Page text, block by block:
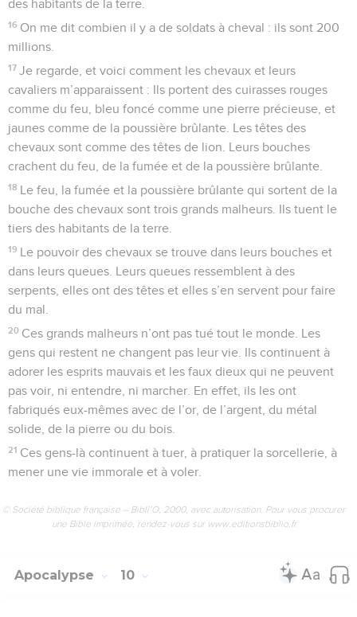
des habitants de la terre.
16 On me dit combien il y a de soldats à cheval : ils sont 200
millions.
17 Je regarde, et voici comment les chevaux et leurs
cavaliers m’apparaissent : Ils portent des cuirasses rouges
comme du feu, bleu foncé comme une pierre précieuse, et
jaunes comme de la poussière brûlante. Les têtes des
chevaux sont comme des têtes de lion. Leurs bouches
crachent du feu, de la fumée et de la poussière brûlante.
18 Le feu, la fumée et la poussière brûlante qui sortent de la
bouche des chevaux sont trois grands malheurs. Ils tuent le
tiers des habitants de la terre.
19 Le pouvoir des chevaux se trouve dans leurs bouches et
dans leurs queues. Leurs queues ressemblent à des
serpents, elles ont des têtes et elles s’en servent pour faire
du mal.
20 Ces grands malheurs n’ont pas tué tout le monde. Les
gens qui restent ne changent pas leur vie. Ils continuent à
adorer les esprits mauvais et les faux dieux qui ne peuvent
pas voir, ni entendre, ni marcher. En effet, ils les ont
fabriqués eux-mêmes avec de l’or, de l’argent, du métal
solide, de la pierre ou du bois.
21 Ces gens-là continuent à tuer, à pratiquer la sorcellerie, à
mener une vie immorale et à voler.
© Société biblique française – Bibli’O, 2000, avec autorisation. Pour vous procurer
une Bible imprimée, rendez-vous sur www.editionsbiblio.fr
Apocalypse 10